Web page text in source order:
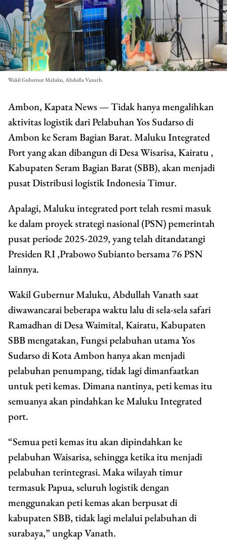
Wakil Gubernur Maluku, Abdulla Vanath.
Ambon, Kapata News — Tidak hanya mengalihkan
aktivitas logistik dari Pelabuhan Yos Sudarso di
Ambon ke Seram Bagian Barat. Maluku Integrated
Port yang akan dibangun di Desa Wisarisa, Kairatu ,
Kabupaten Seram Bagian Barat (SBB), akan menjadi
pusat Distribusi logistik Indonesia Timur.
Apalagi, Maluku integrated port telah resmi masuk
ke dalam proyek strategi nasional (PSN) pemerintah
pusat periode 2025-2029, yang telah ditandatangi
Presiden RI ,Prabowo Subianto bersama 76 PSN
lainnya.
Wakil Gubernur Maluku, Abdullah Vanath saat
diwawancarai beberapa waktu lalu di sela-sela safari
Ramadhan di Desa Waimital, Kairatu, Kabupaten
SBB mengatakan, Fungsi pelabuhan utama Yos
Sudarso di Kota Ambon hanya akan menjadi
pelabuhan penumpang, tidak lagi dimanfaatkan
untuk peti kemas. Dimana nantinya, peti kemas itu
semuanya akan pindahkan ke Maluku Integrated
port.
“Semua peti kemas itu akan dipindahkan ke
pelabuhan Waisarisa, sehingga ketika itu menjadi
pelabuhan terintegrasi. Maka wilayah timur
termasuk Papua, seluruh logistik dengan
menggunakan peti kemas akan berpusat di
kabupaten SBB, tidak lagi melalui pelabuhan di
surabaya,” ungkap Vanath.